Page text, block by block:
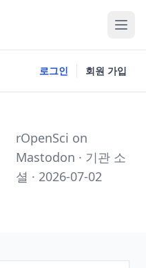
로그인 회원 가입
rOpenSci on
Mastodon · 기관 소
셜 · 2026-07-02